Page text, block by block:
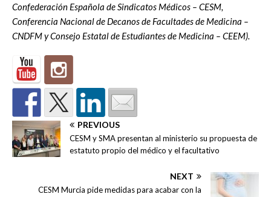
Confederación Española de Sindicatos Médicos – CESM,
Conferencia Nacional de Decanos de Facultades de Medicina –
CNDFM y Consejo Estatal de Estudiantes de Medicina – CEEM).
PREVIOUS
CESM y SMA presentan al ministerio su propuesta de
estatuto propio del médico y el facultativo
NEXT
CESM Murcia pide medidas para acabar con la